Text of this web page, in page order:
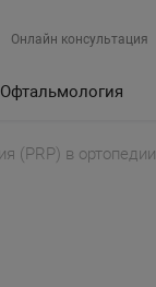
Онлайн консультация
Офтальмология
(PRP) в ортопедии